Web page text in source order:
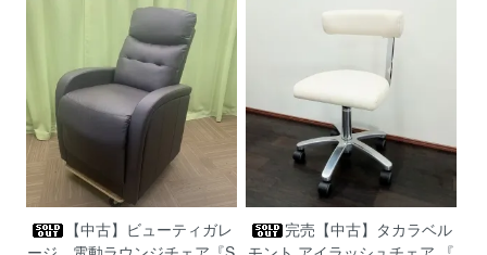
【中古】ビューティガレ
完売【中古】タカラベル